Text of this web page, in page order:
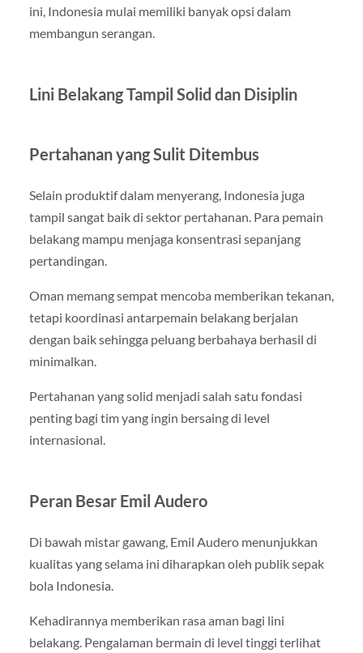
ini, Indonesia mulai memiliki banyak opsi dalam
membangun serangan.
Lini Belakang Tampil Solid dan Disiplin
Pertahanan yang Sulit Ditembus
Selain produktif dalam menyerang, Indonesia juga
tampil sangat baik di sektor pertahanan. Para pemain
belakang mampu menjaga konsentrasi sepanjang
pertandingan.
Oman memang sempat mencoba memberikan tekanan,
tetapi koordinasi antarpemain belakang berjalan
dengan baik sehingga peluang berbahaya berhasil di
minimalkan.
Pertahanan yang solid menjadi salah satu fondasi
penting bagi tim yang ingin bersaing di level
internasional.
Peran Besar Emil Audero
Di bawah mistar gawang, Emil Audero menunjukkan
kualitas yang selama ini diharapkan oleh publik sepak
bola Indonesia.
Kehadirannya memberikan rasa aman bagi lini
belakang. Pengalaman bermain di level tinggi terlihat